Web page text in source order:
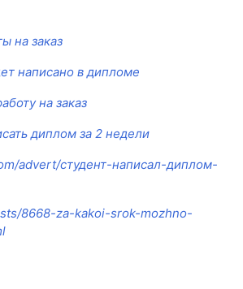
на заказ
написано в дипломе
на заказ
диплом за 2 недели
advert/студент-написал-диплом-
8668-za-kakoi-srok-mozhno-